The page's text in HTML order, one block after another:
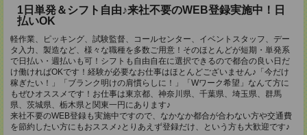
1日単発＆シフト自由♪来社不要のWEB登録実施中！日
払いOK
軽作業、ピッキング、試験監督、コールセンター、イベントスタッフ、デー
タ入力、製造など、様々な職種を多数ご用意！そのほとんどが短期・単発系
で日払い・週払いも可！シフトも自由自在に選択できるので都合の良い日だ
け働ければOKです！経験が必要なお仕事はほとんどございません♪「今だけ
稼ぎたい！」「ブランク明けの肩慣らしに！」「Wワーク希望」なんて方に
もぜひオススメです！お仕事は東京都、神奈川県、千葉県、埼玉県、群馬
県、茨城県、栃木県と関東一円にあります♪
来社不要のWEB登録も実施中ですので、なかなか都合が合わない方や交通費
を節約したい方にもおススメ♪とりあえず登録だけ、という方も大歓迎です♪